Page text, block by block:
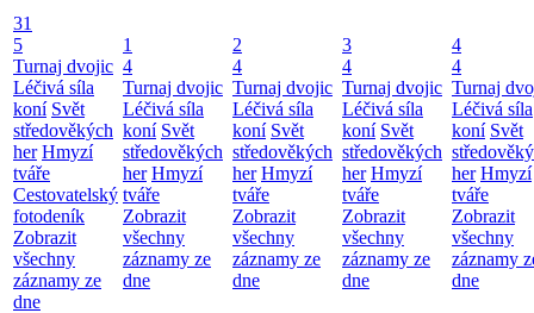
31
5
Turnaj dvojic
Léčivá síla
koní Svět
středověkých
her Hmyzí
tváře
Cestovatelský
fotodeník
Zobrazit
všechny
záznamy ze
dne
1
4
Turnaj dvojic
Léčivá síla
koní Svět
středověkých
her Hmyzí
tváře
Zobrazit
všechny
záznamy ze
dne
2
4
Turnaj dvojic
Léčivá síla
koní Svět
středověkých
her Hmyzí
tváře
Zobrazit
všechny
záznamy ze
dne
3
4
Turnaj dvojic
Léčivá síla
koní Svět
středověkých
her Hmyzí
tváře
Zobrazit
všechny
záznamy ze
dne
4
4
Turnaj
Léčivá síla
koní Svět
her Hmyzí
tváře
Zobrazit
všechny
záznamy
dne